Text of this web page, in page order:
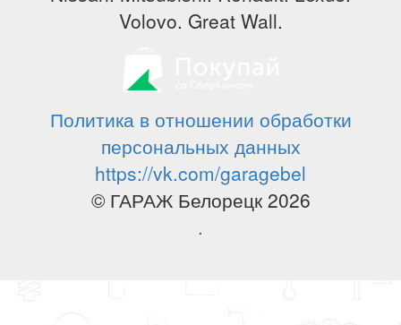
Volovo. Great Wall.
Политика в отношении обработки
персональных данных
https://vk.com/garagebel
© ГАРАЖ Белорецк 2026
.